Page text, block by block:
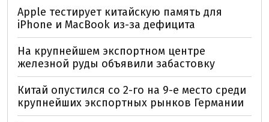
Apple тестирует китайскую память для
iPhone и MacBook из-за дефицита
На крупнейшем экспортном центре
железной руды объявили забастовку
Китай опустился со 2-го на 9-е место среди
крупнейших экспортных рынков Германии